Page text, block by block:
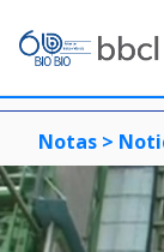
Notas >